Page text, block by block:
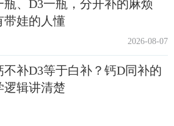
瓶、D3一瓶，分开补的麻烦
带娃的人懂
2026-08-07
不补D3等于白补？钙D同补的
逻辑讲清楚